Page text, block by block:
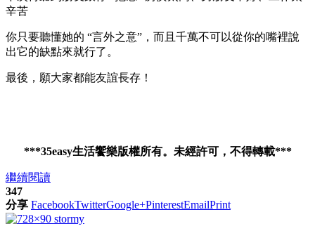
辛苦
你只要聽懂她的 “言外之意”，而且千萬不可以從你的嘴裡說
出它的缺點來就行了。
最後，願大家都能友誼長存！
***35easy生活饗樂版權所有。未經許可，不得轉載***
繼續閱讀
347
分享 FacebookTwitterGoogle+PinterestEmailPrint